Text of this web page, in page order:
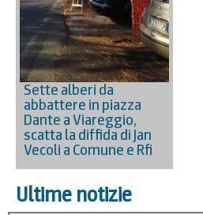
Sette alberi da
abbattere in piazza
Dante a Viareggio,
scatta la diffida di Jan
Vecoli a Comune e Rfi
Ultime notizie